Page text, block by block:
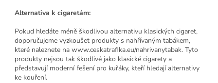
Alternativa k cigaretám:
Pokud hledáte méně škodlivou alternativu klasických cigaret,
doporučujeme vyzkoušet produkty s nahřívaným tabákem,
které naleznete na www.ceskatrafika.eu/nahrivanytabak. Tyto
produkty nejsou tak škodlivé jako klasické cigarety a
představují moderní řešení pro kuřáky, kteří hledají alternativy
ke kouření.